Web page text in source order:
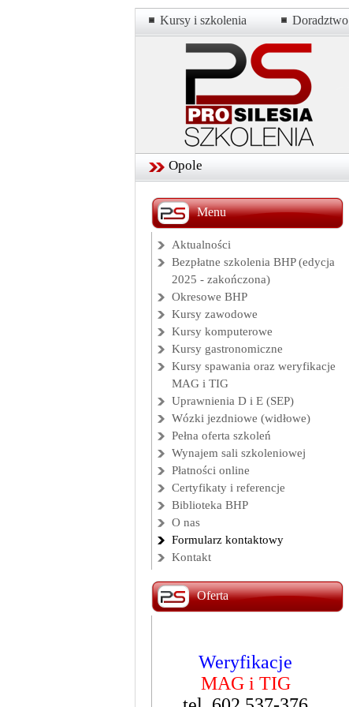
Kursy i szkolenia Doradztwo
Opole
Menu
Aktualności
Bezpłatne szkolenia BHP (edycja
2025 - zakończona)
Okresowe BHP
Kursy zawodowe
Kursy komputerowe
Kursy gastronomiczne
Kursy spawania oraz weryfikacje
MAG i TIG
Uprawnienia D i E (SEP)
Wózki jezdniowe (widłowe)
Pełna oferta szkoleń
Wynajem sali szkoleniowej
Płatności online
Certyfikaty i referencje
Biblioteka BHP
O nas
Formularz kontaktowy
Kontakt
Oferta
Weryfikacje
MAG i TIG